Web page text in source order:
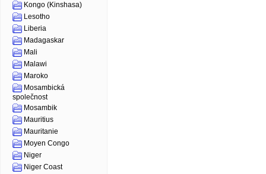
Kongo (Kinshasa)
Lesotho
Liberia
Madagaskar
Mali
Malawi
Maroko
Mosambická
společnost
Mosambik
Mauritius
Mauritanie
Moyen Congo
Niger
Niger Coast